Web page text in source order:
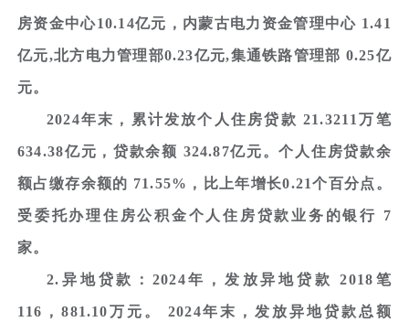
房资金中心10.14亿元，内蒙古电力资金管理中心 1.41
亿元,北方电力管理部0.23亿元,集通铁路管理部 0.25亿
元。
2024年末，累计发放个人住房贷款 21.3211万笔
634.38亿元，贷款余额 324.87亿元。个人住房贷款余
额占缴存余额的 71.55%，比上年增长0.21个百分点。
受委托办理住房公积金个人住房贷款业务的银行 7
家。
2.异地贷款：2024年，发放异地贷款 2018笔
116，881.10万元。 2024年末，发放异地贷款总额